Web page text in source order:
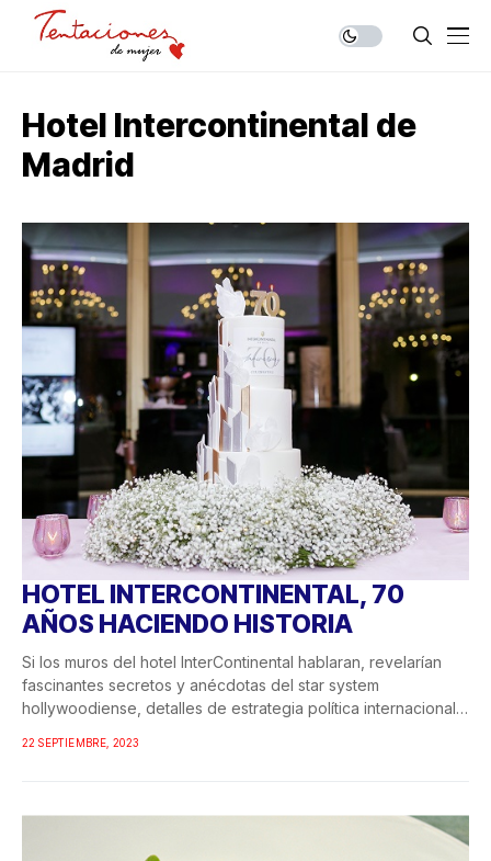
Hotel Intercontinental de
Madrid
HOTEL INTERCONTINENTAL, 70
AÑOS HACIENDO HISTORIA
Si los muros del hotel InterContinental hablaran, revelarían
fascinantes secretos y anécdotas del star system
hollywoodiense, detalles de estrategia política internacional y
22 SEPTIEMBRE, 2023